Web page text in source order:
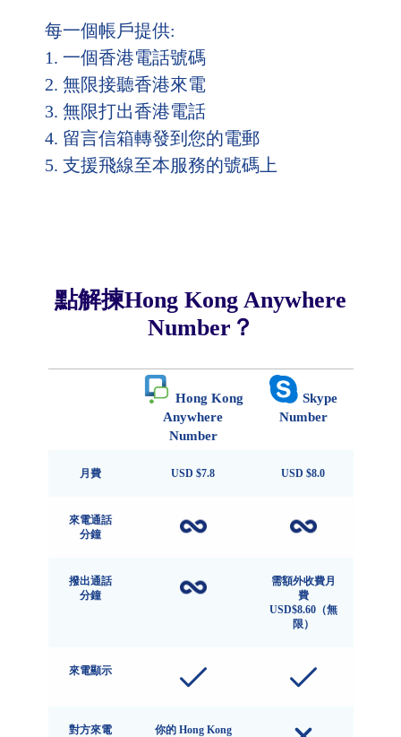
每一個帳戶提供:
1. 一個香港電話號碼
2. 無限接聽香港來電
3. 無限打出香港電話
4. 留言信箱轉發到您的電郵
5. 支援飛線至本服務的號碼上
點解揀Hong Kong Anywhere
Number？
Hong Kong
Anywhere
Number
Skype
Number
月費 USD $7.8 USD $8.0
來電通話
分鐘
撥出通話
分鐘
需額外收費月
費
USD$8.60（無
限）
來電顯示
對方來電
你的 Hong Kong